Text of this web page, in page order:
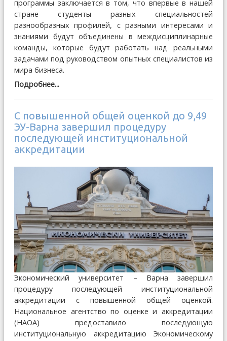
программы заключается в том, что впервые в нашей
стране студенты разных специальностей
разнообразных профилей, с разными интересами и
знаниями будут объединены в междисциплинарные
команды, которые будут работать над реальными
задачами под руководством опытных специалистов из
мира бизнеса.
Подробнее...
С повышенной общей оценкой до 9,49
ЭУ-Варна завершил процедуру
последующей институциональной
аккредитации
Экономический университет – Варна завершил
процедуру последующей институциональной
аккредитации с повышенной общей оценкой.
Национальное агентство по оценке и аккредитации
(НАОА) предоставило последующую
институциональную аккредитацию Экономическому